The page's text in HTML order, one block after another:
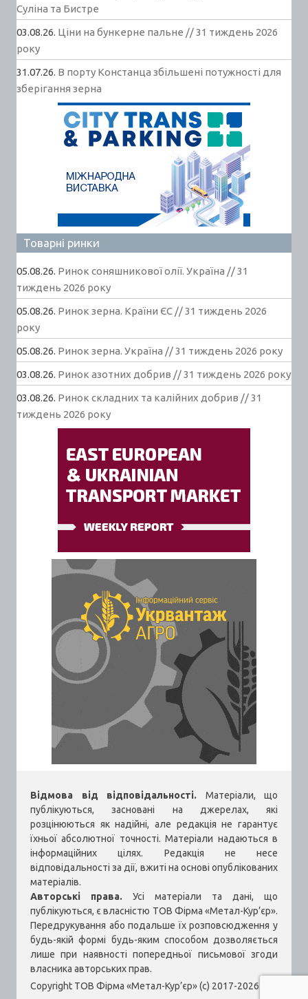
Суліна та Бистре
03.08.26. Ціни на бункерне пальне // 31 тиждень 2026
року
31.07.26. В порту Констанца збільшені потужності для
зберігання зерна
Товарні ринки
05.08.26. Ринок соняшникової олії. Україна // 31
тиждень 2026 року
05.08.26. Ринок зерна. Країни ЄС // 31 тиждень 2026
року
05.08.26. Ринок зерна. Україна // 31 тиждень 2026 року
03.08.26. Ринок азотних добрив // 31 тиждень 2026 року
03.08.26. Ринок складних та калійних добрив // 31
тиждень 2026 року
Відмова від відповідальності. Матеріали, що
публікуються, засновані на джерелах, які
розцінюються як надійні, але редакція не гарантує
їхньої абсолютної точності. Матеріали надаються в
інформаційних цілях. Редакція не несе
відповідальності за дії, вжиті на основі опублікованих
матеріалів.
Авторські права. Усі матеріали та дані, що
публікуються, є власністю ТОВ Фірма «Метал-Кур’єр».
Передрукування або подальше їх розповсюдження у
будь-якій формі будь-яким способом дозволяється
лише при наявності попередньої письмової згоди
власника авторських прав.
Copyright ТОВ Фірма «Метал-Кур’єр» (c) 2017-2026